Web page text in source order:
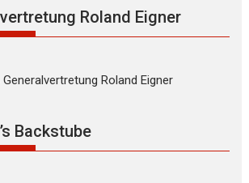
Roland Eigner
Backstube